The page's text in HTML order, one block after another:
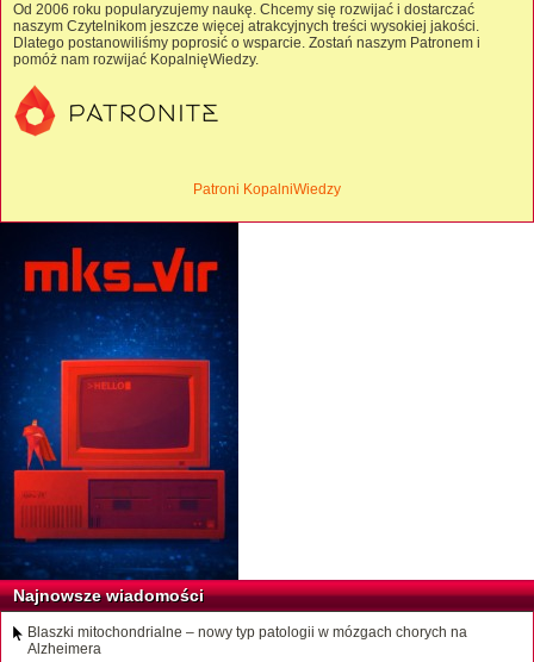
Od 2006 roku popularyzujemy naukę. Chcemy się rozwijać i dostarczać
naszym Czytelnikom jeszcze więcej atrakcyjnych treści wysokiej jakości.
Dlatego postanowiliśmy poprosić o wsparcie. Zostań naszym Patronem i
pomóż nam rozwijać KopalnięWiedzy.
Patroni KopalniWiedzy
Najnowsze wiadomości
Blaszki mitochondrialne – nowy typ patologii w mózgach chorych na
Alzheimera